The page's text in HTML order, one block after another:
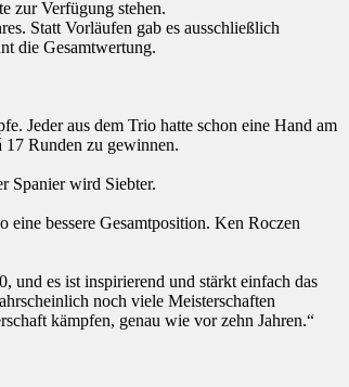
Statt Vorläufen gab es ausschließlich
die Gesamtwertung.
Jeder aus dem Trio hatte schon eine Hand am
17 Runden zu gewinnen.
Spanier wird Siebter.
bessere Gesamtposition. Ken Roczen
und es ist inspirierend und stärkt einfach das
noch viele Meisterschaften
kämpfen, genau wie vor zehn Jahren.“
zur Verfügung stehen.